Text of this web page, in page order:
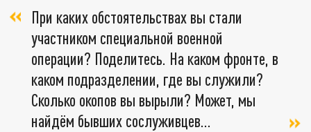
При каких обстоятельствах вы стали
участником специальной военной
операции? Поделитесь. На каком фронте, в
каком подразделении, где вы служили?
Сколько окопов вы вырыли? Может, мы
найдём бывших сослуживцев…